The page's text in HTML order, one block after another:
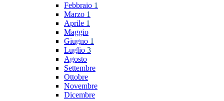
Febbraio 1
Marzo 1
Aprile 1
Maggio
Giugno 1
Luglio 3
Agosto
Settembre
Ottobre
Novembre
Dicembre